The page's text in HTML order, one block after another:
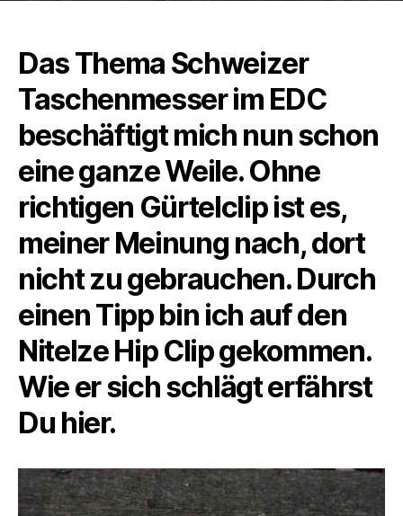
Das Thema Schweizer
Taschenmesser im EDC
beschäftigt mich nun schon
eine ganze Weile. Ohne
richtigen Gürtelclip ist es,
meiner Meinung nach, dort
nicht zu gebrauchen. Durch
einen Tipp bin ich auf den
NiteIze Hip Clip gekommen.
Wie er sich schlägt erfährst
Du hier.